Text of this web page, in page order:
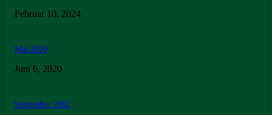
Februar 10, 2024
Mai 2020
Juni 6, 2020
September 2002